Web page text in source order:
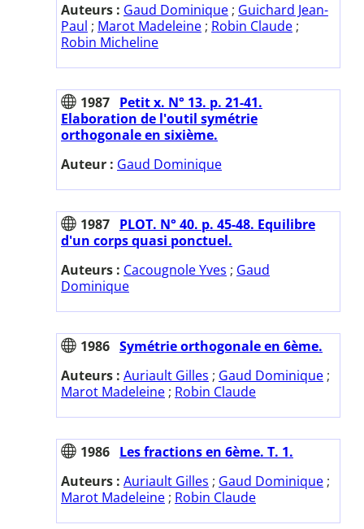
Auteurs : Gaud Dominique ; Guichard Jean-
Paul ; Marot Madeleine ; Robin Claude ;
Robin Micheline
1987 Petit x. N° 13. p. 21-41.
Elaboration de l'outil symétrie
orthogonale en sixième.
Auteur : Gaud Dominique
1987 PLOT. N° 40. p. 45-48. Equilibre
d'un corps quasi ponctuel.
Auteurs : Cacougnole Yves ; Gaud
Dominique
1986 Symétrie orthogonale en 6ème.
Auteurs : Auriault Gilles ; Gaud Dominique ;
Marot Madeleine ; Robin Claude
1986 Les fractions en 6ème. T. 1.
Auteurs : Auriault Gilles ; Gaud Dominique ;
Marot Madeleine ; Robin Claude